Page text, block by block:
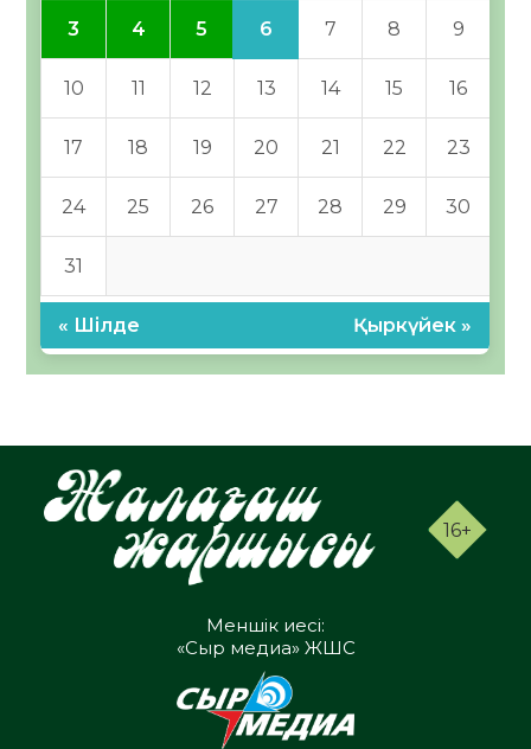
3 4 5 6 7 8 9
10 11 12 13 14 15 16
17 18 19 20 21 22 23
24 25 26 27 28 29 30
31
« Шілде Қыркүйек »
16+
Меншік иесі:
«Сыр медиа» ЖШС